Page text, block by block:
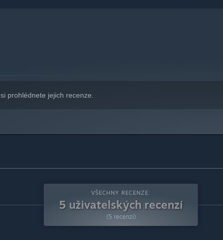
si prohlédnete jejich recenze.
VŠECHNY RECENZE:
5 uživatelských recenzí
(5 recenzí)